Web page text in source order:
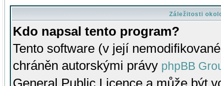
Záležitosti
Kdo napsal tento program?
Tento software (v její
chráněn autorskými právy phpBB
General Public Licence a může být